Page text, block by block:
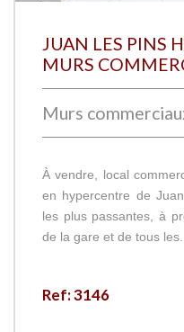
JUAN LES PINS
MURS
Murs
À vendre, local
en hypercentre de
les plus passantes, à
de la gare et de tous les...
Ref: 3146